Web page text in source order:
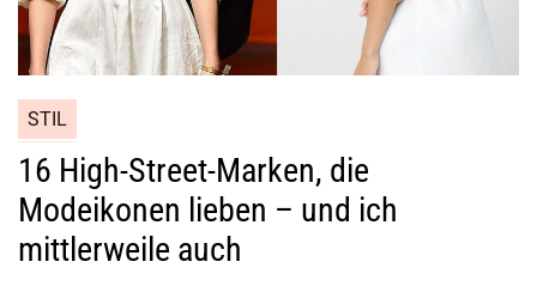
STIL
16 High-Street-Marken, die
Modeikonen lieben – und ich
mittlerweile auch